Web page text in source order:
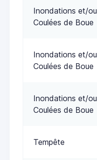
Inondations et/ou
Coulées de Boue
Inondations et/ou
Coulées de Boue
Inondations et/ou
Coulées de Boue
Tempête